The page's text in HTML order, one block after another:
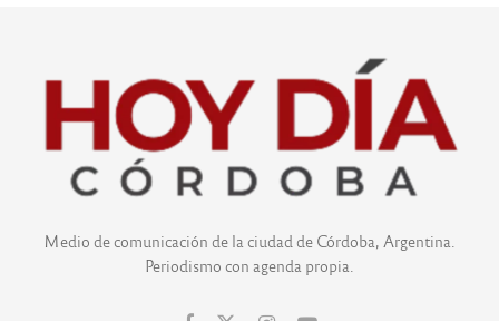
Medio de comunicación de la ciudad de Córdoba, Argentina.
Periodismo con agenda propia.